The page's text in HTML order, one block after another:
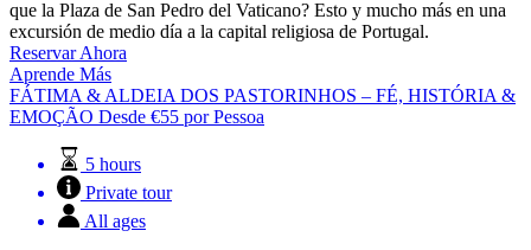
que la Plaza de San Pedro del Vaticano? Esto y mucho más en una
excursión de medio día a la capital religiosa de Portugal.
Reservar Ahora
Aprende Más
FÁTIMA & ALDEIA DOS PASTORINHOS – FÉ, HISTÓRIA &
EMOÇÃO Desde €55 por Pessoa
5 hours
Private tour
All ages